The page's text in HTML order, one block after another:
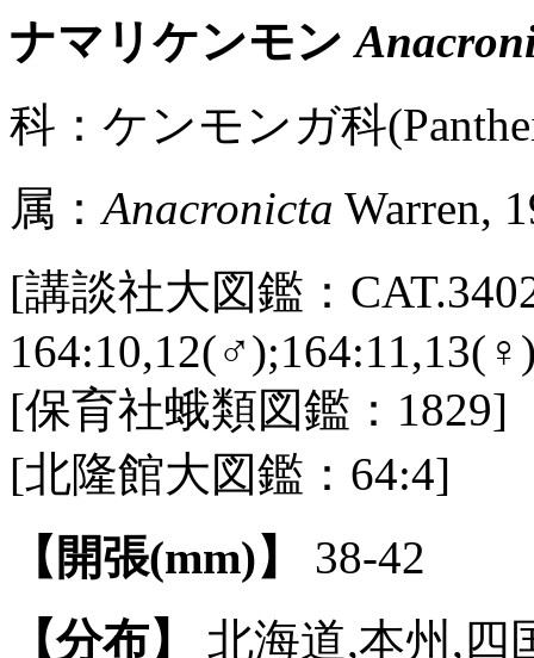
ナマリケンモン
科：ケンモンガ科
属：Anacronicta Warren,
[講談社大図鑑：
[保育社蛾類図鑑：1829]
[北隆館大図鑑：64:4]
【開張(mm)】
38-42
【分布】
北海道,本州,四